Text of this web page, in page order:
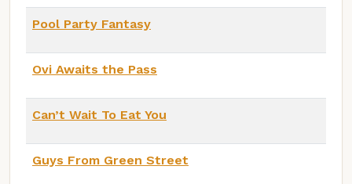
Pool Party Fantasy
Ovi Awaits the Pass
Can’t Wait To Eat You
Guys From Green Street